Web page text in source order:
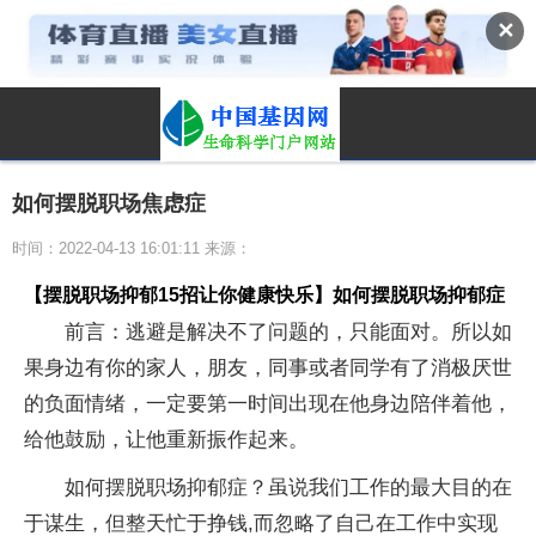
✕
如何摆脱职场焦虑症
时间：2022-04-13 16:01:11 来源：
【摆脱职场抑郁15招让你健康快乐】如何摆脱职场抑郁症
前言：逃避是解决不了问题的，只能面对。所以如
果身边有你的家人，朋友，同事或者同学有了消极厌世
的负面情绪，一定要第一时间出现在他身边陪伴着他，
给他鼓励，让他重新振作起来。
如何摆脱职场抑郁症？虽说我们工作的最大目的在
于谋生，但整天忙于挣钱,而忽略了自己在工作中实现